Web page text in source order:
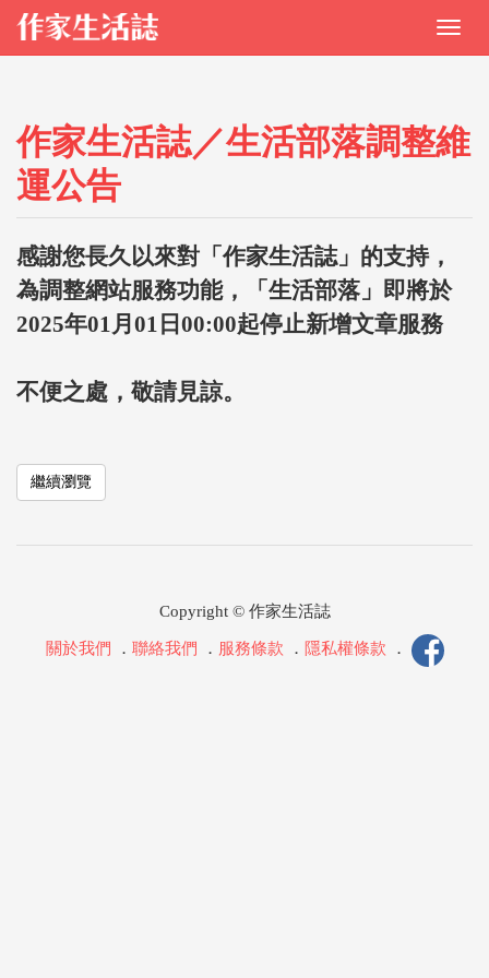
作家生活誌／生活部落調整維
運公告
感謝您長久以來對「作家生活誌」的支持，
為調整網站服務功能，「生活部落」即將於
2025年01月01日00:00起停止新增文章服務
不便之處，敬請見諒。
繼續瀏覽
Copyright © 作家生活誌
關於我們 ． 聯絡我們 ． 服務條款 ． 隱私權條款 ．